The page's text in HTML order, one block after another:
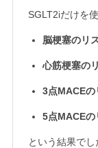
SGLT2iだけを
脳梗塞のリ
心筋梗塞の
3点MACEの
5点MACEの
という結果でし